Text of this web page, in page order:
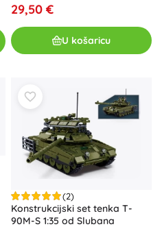
29,50 €
U košaricu
(2)
Konstrukcijski set tenka T-
90M-S 1:35 od Slubana